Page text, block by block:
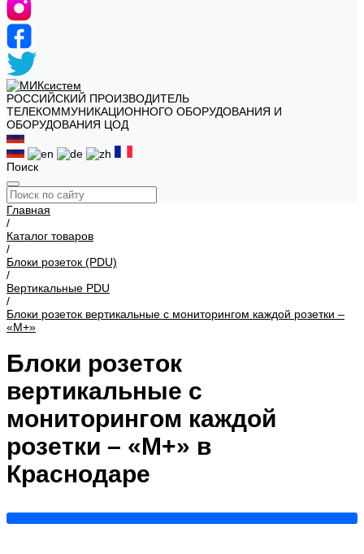
РОССИЙСКИЙ ПРОИЗВОДИТЕЛЬ
ТЕЛЕКОММУНИКАЦИОННОГО ОБОРУДОВАНИЯ И
ОБОРУДОВАНИЯ ЦОД
Поиск
Главная
/
Каталог товаров
/
Блоки розеток (PDU)
/
Вертикальные PDU
/
Блоки розеток вертикальные с мониторингом каждой розетки –
«М+»
Блоки розеток
вертикальные с
мониторингом каждой
розетки – «М+» в
Краснодаре